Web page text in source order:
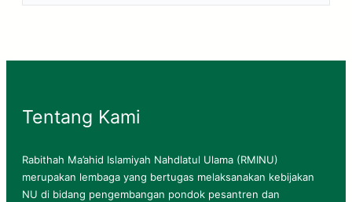
Tentang Kami
Rabithah Ma’ahid Islamiyah Nahdlatul Ulama (RMINU)
merupakan lembaga yang bertugas melaksanakan kebijakan
NU di bidang pengembangan pondok pesantren dan